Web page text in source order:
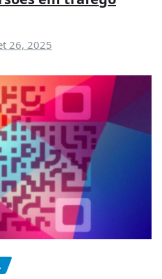
26, 2025